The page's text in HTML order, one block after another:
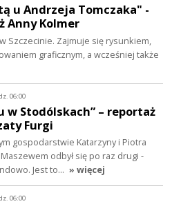
u Andrzeja Tomczaka" -
Anny Kolmer
Szczecinie. Zajmuje się rysunkiem,
graficznym, a wcześniej także
06:00
w Stodólskach” – reportaż
Furgi
gospodarstwie Katarzyny i Piotra
odbył się po raz drugi -
Jest to… » więcej
06:00